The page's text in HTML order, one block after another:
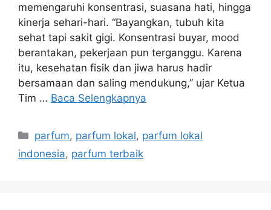
memengaruhi konsentrasi, suasana hati, hingga
kinerja sehari-hari. “Bayangkan, tubuh kita
sehat tapi sakit gigi. Konsentrasi buyar, mood
berantakan, pekerjaan pun terganggu. Karena
itu, kesehatan fisik dan jiwa harus hadir
bersamaan dan saling mendukung,” ujar Ketua
Tim … Baca Selengkapnya
Kategori
parfum, parfum lokal, parfum lokal
indonesia, parfum terbaik